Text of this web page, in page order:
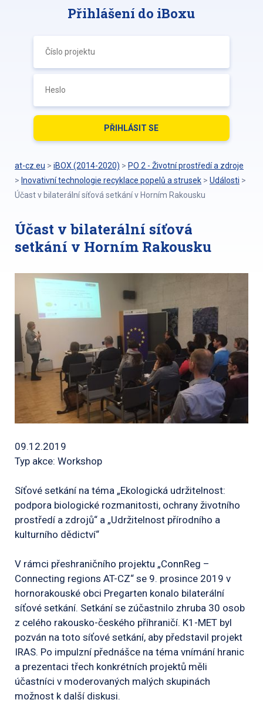
Přihlášení do iBoxu
at-cz.eu > iBOX (2014-2020) > PO 2 - Životní prostředí a zdroje
> Inovativní technologie recyklace popelů a strusek > Události >
Účast v bilaterální síťová setkání v Horním Rakousku
Účast v bilaterální síťová
setkání v Horním Rakousku
09.12.2019
Typ akce: Workshop
Síťové setkání na téma „Ekologická udržitelnost:
podpora biologické rozmanitosti, ochrany životního
prostředí a zdrojů“ a „Udržitelnost přírodního a
kulturního dědictví“
V rámci přeshraničního projektu „ConnReg –
Connecting regions AT-CZ“ se 9. prosince 2019 v
hornorakouské obci Pregarten konalo bilaterální
síťové setkání. Setkání se zúčastnilo zhruba 30 osob
z celého rakousko-českého příhraničí. K1-MET byl
pozván na toto síťové setkání, aby představil projekt
IRAS. Po impulzní přednášce na téma vnímání hranic
a prezentaci třech konkrétních projektů měli
účastníci v moderovaných malých skupinách
možnost k další diskusi.